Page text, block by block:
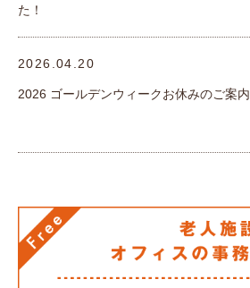
た！
2026.04.20
2026 ゴールデンウィークお休みのご案内